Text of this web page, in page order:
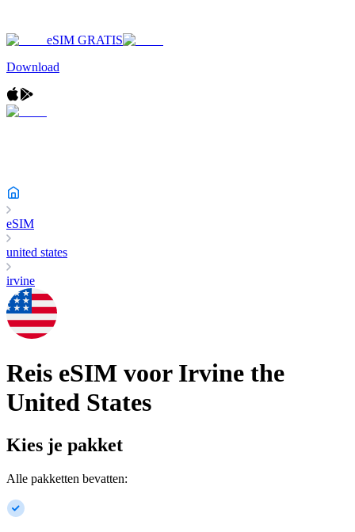
eSIM GRATIS
Download
eSIM
united states
irvine
Reis eSIM voor Irvine the
United States
Kies je pakket
Alle pakketten bevatten: